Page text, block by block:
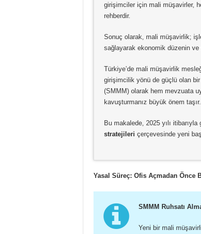
girişimciler için mali müşavirler,
rehberdir.
Sonuç olarak, mali müşavirlik;
sağlayarak ekonomik düzenin ve
Türkiye’de mali müşavirlik
girişimcilik yönü de güçlü olan
(SMMM) olarak hem mevzuata
kavuşturmanız büyük önem taşır.
Bu makalede, 2025 yılı itibarıyla
stratejileri çerçevesinde yeni
Yasal Süreç: Ofis Açmadan Önce
SMMM Ruhsatı
Yeni bir mali